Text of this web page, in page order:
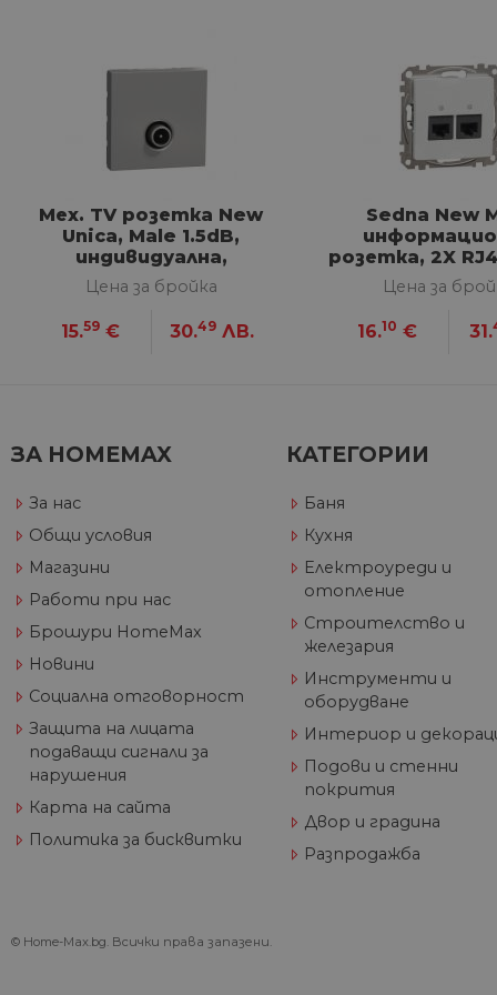
Мех. TV розетка New
Unica, Male 1.5dB,
индивидуална,
алуминий
Цена за бройка
15.59 € 30.49 ЛВ.
Sedna New
розетка, 2X
cat.5E,
Цена за
16.10 € 31.
ЗА HOMEMAX
За нас
Общи условия
Магазини
Работи при нас
Брошури HomeMax
Новини
Социална отговорност
Защита на лицата
подаващи сигнали за
нарушения
Карта на сайта
Политика за бисквитки
КАТЕГОРИИ
Баня
Кухня
Електроуреди и
отопление
Строителство и
железария
Инструменти и
оборудване
Интериор и
Подови и стенни
покрития
Двор и градина
Разпродажба
© Home-Max.bg. Всички права запазени.
Строго
Строго необходимите
акаунта. Уебсайтът не
__cf_bm
G_ENABLED_IDPS
CookieScriptConsent
Име
__utmb
_ga_32J9YV418P
Име
VISITOR_INFO1_LIVE
IDE
test_cookie
Име
GeneralAppGenSession
__Secure-ROLLOUT_TOKEN